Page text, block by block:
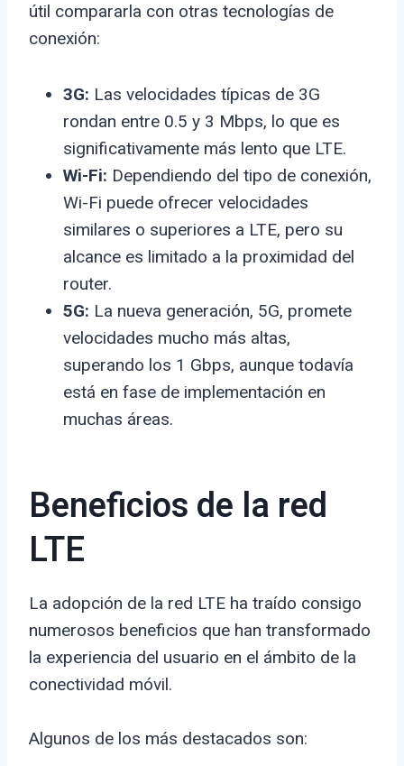
útil compararla con otras tecnologías de
conexión:
3G: Las velocidades típicas de 3G
rondan entre 0.5 y 3 Mbps, lo que es
significativamente más lento que LTE.
Wi-Fi: Dependiendo del tipo de conexión,
Wi-Fi puede ofrecer velocidades
similares o superiores a LTE, pero su
alcance es limitado a la proximidad del
router.
5G: La nueva generación, 5G, promete
velocidades mucho más altas,
superando los 1 Gbps, aunque todavía
está en fase de implementación en
muchas áreas.
Beneficios de la red
LTE
La adopción de la red LTE ha traído consigo
numerosos beneficios que han transformado
la experiencia del usuario en el ámbito de la
conectividad móvil.
Algunos de los más destacados son: